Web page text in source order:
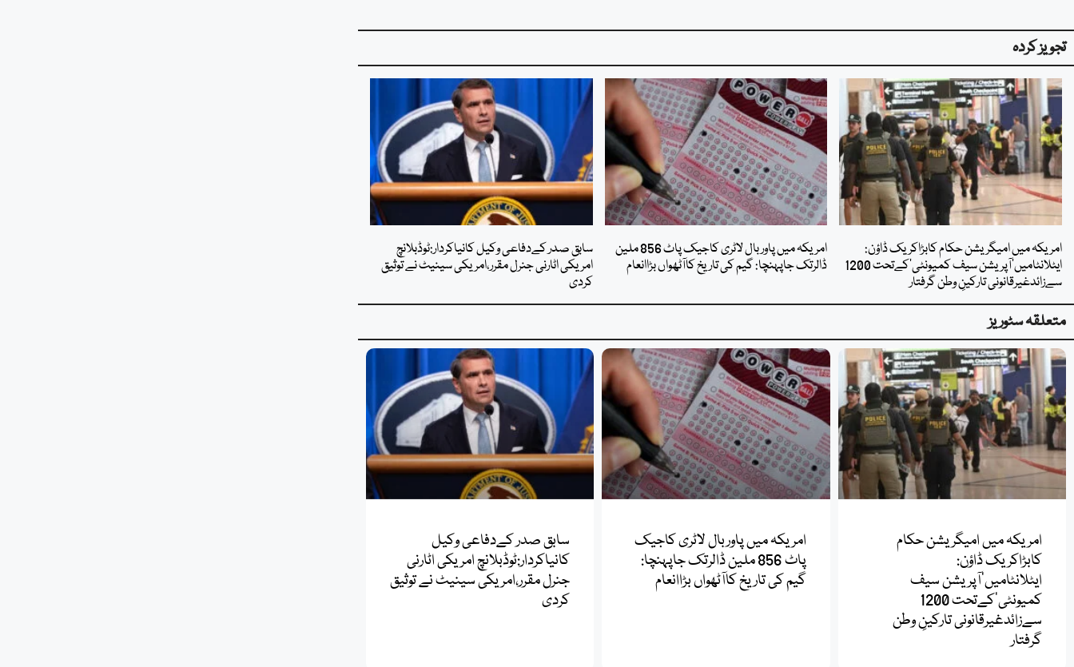
تجویز کردہ
امریکہ میں امیگریشن حکام کابڑاکریک ڈاؤن:
ایٹلانٹامیں’آپریشن سیف کمیونٹی‘کےتحت 1200
سےزائدغیرقانونی تارکینِ وطن گرفتار
امریکہ میں پاوربال لاٹری کاجیک پاٹ 856 ملین
ڈالرتک جاپہنچا: گیم کی تاریخ کاآٹھواں بڑاانعام
سابق صدر کےدفاعی وکیل کانیاکردار:ٹوڈبلانچ
امریکی اٹارنی جنرل مقرر،امریکی سینیٹ نے توثیق
کردی
متعلقہ سٹوریز
امریکہ میں امیگریشن حکام
کابڑاکریک ڈاؤن:
ایٹلانٹامیں’آپریشن سیف
کمیونٹی‘کےتحت 1200
سےزائدغیرقانونی تارکینِ وطن
گرفتار
امریکہ میں پاوربال لاٹری کاجیک
پاٹ 856 ملین ڈالرتک جاپہنچا:
گیم کی تاریخ کاآٹھواں بڑاانعام
سابق صدر کےدفاعی وکیل
کانیاکردار:ٹوڈبلانچ امریکی اٹارنی
جنرل مقرر،امریکی سینیٹ نے توثیق
کردی